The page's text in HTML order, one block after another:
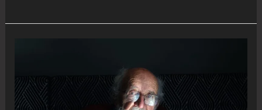
Bienvenidos
del
Dr.